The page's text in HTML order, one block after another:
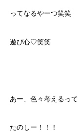
ってなるやーつ笑笑
遊び心♡笑笑
あー、色々考えるって
たのしー！！！